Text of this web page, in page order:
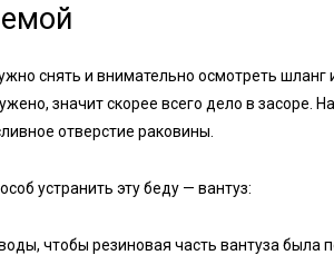
снять и внимательно осмотреть шланг
значит скорее всего дело в засоре.
отверстие раковины.
устранить эту беду — вантуз:
чтобы резиновая часть вантуза была